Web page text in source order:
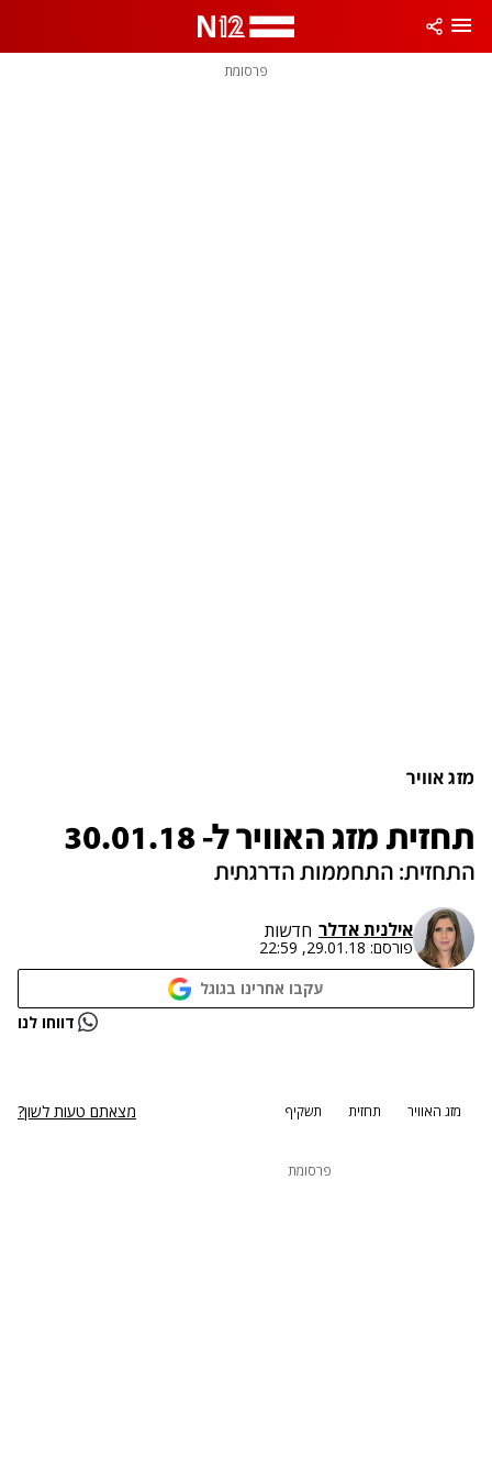
פרסומת
מזג אוויר
תחזית מזג האוויר ל- 30.01.18
התחזית: התחממות הדרגתית
אילנית אדלר חדשות
פורסם: 29.01.18, 22:59
עקבו אחרינו בגוגל
נתקלנו בבעיה דווחו לנו
מזג האוויר תחזית תשקיף מצאתם טעות לשון?
פרסומת